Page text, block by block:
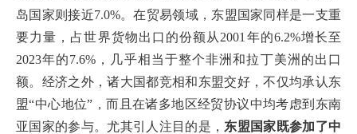
岛国家则接近7.0%。在贸易领域，东盟国家同样是一支重
要力量，占世界货物出口的份额从2001年的6.2%增长至
2023年的7.6%，几乎相当于整个非洲和拉丁美洲的出口
额。经济之外，诸大国都竞相和东盟交好，不仅均承认东
盟“中心地位”，而且在诸多地区经贸协议中均考虑到东南
亚国家的参与。尤其引人注目的是， 东盟国家既参加了中